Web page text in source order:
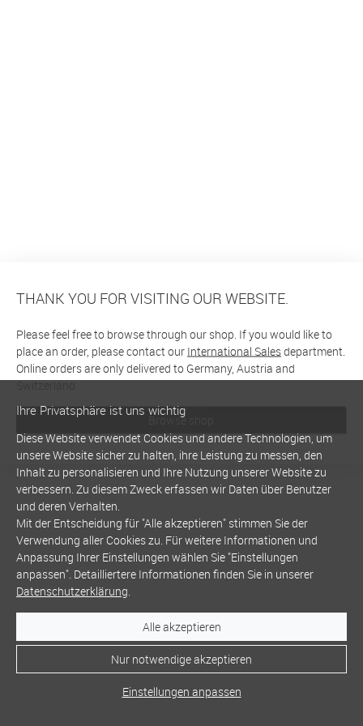
THANK YOU FOR VISITING OUR WEBSITE.
Please feel free to browse through our shop. If you would like to
place an order, please contact our International Salesdepartment.
Online orders are only delivered to Germany, Austria and
Switzerland
Browse shop
Ihre Privatsphäre ist uns wichtig
Diese Website verwendet Cookies und andere Technologien, um
unsere Website sicher zu halten, ihre Leistung zu messen, den
Inhalt zu personalisieren und Ihre Nutzung unserer Website zu
verbessern. Zu diesem Zweck erfassen wir Daten über Benutzer
und deren Verhalten.
Mit der Entscheidung für "Alle akzeptieren" stimmen Sie der
Verwendung aller Cookies zu. Für weitere Informationen und
Anpassung Ihrer Einstellungen wählen Sie "Einstellungen
anpassen". Detailliertere Informationen finden Sie in unserer
Datenschutzerklärung.
Alle akzeptieren
Nur notwendige akzeptieren
Einstellungen anpassen